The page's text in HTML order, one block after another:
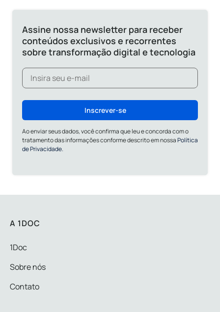
Assine nossa newsletter para receber
conteúdos exclusivos e recorrentes
sobre transformação digital e tecnologia
Inscrever-se
Ao enviar seus dados, você confirma que leu e concorda com o
tratamento das informações conforme descrito em nossaPolítica
de Privacidade.
A 1DOC
1Doc
Sobre nós
Contato